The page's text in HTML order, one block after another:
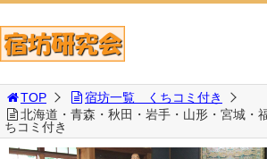
TOP
宿坊一覧 くちコミ付き
北海道・青森・秋田・岩手・山形・宮城・
ちコミ付き